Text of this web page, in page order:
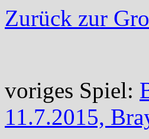
Zurück zur
voriges Spiel:
11.7.2015,